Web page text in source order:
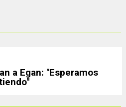
a Egan: "Esperamos